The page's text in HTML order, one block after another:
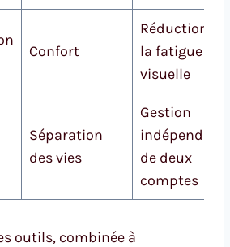
Confort
Réduction de
la fatigue
visuelle
Séparation
des vies
Gestion
de deux
comptes
outils, combinée à